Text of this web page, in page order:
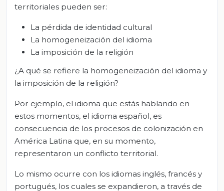
territoriales pueden ser:
La pérdida de identidad cultural
La homogeneización del idioma
La imposición de la religión
¿A qué se refiere la homogeneización del idioma y
la imposición de la religión?
Por ejemplo, el idioma que estás hablando en
estos momentos, el idioma español, es
consecuencia de los procesos de colonización en
América Latina que, en su momento,
representaron un conflicto territorial.
Lo mismo ocurre con los idiomas inglés, francés y
portugués, los cuales se expandieron, a través de